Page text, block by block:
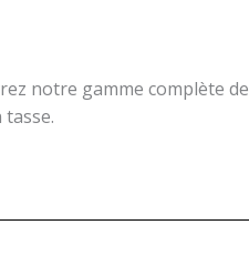
notre gamme complète de